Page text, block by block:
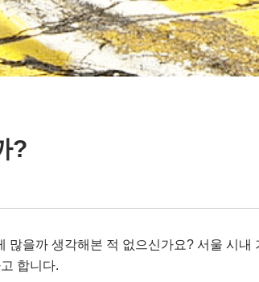
?
많을까 생각해본 적 없으신가요? 서울 시내
합니다.